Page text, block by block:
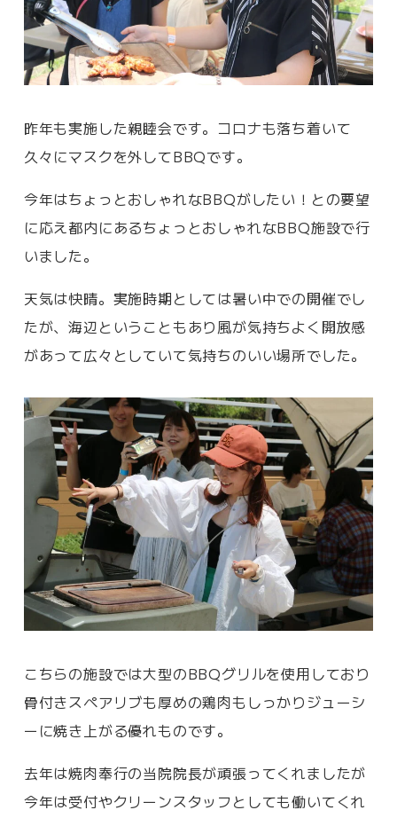
昨年も実施した親睦会です。コロナも落ち着いて
久々にマスクを外してBBQです。
今年はちょっとおしゃれなBBQがしたい！との要望
に応え都内にあるちょっとおしゃれなBBQ施設で行
いました。
天気は快晴。実施時期としては暑い中での開催でし
たが、海辺ということもあり風が気持ちよく開放感
があって広々としていて気持ちのいい場所でした。
こちらの施設では大型のBBQグリルを使用しており
骨付きスペアリブも厚めの鶏肉もしっかりジューシ
ーに焼き上がる優れものです。
去年は焼肉奉行の当院院長が頑張ってくれましたが
今年は受付やクリーンスタッフとしても働いてくれ